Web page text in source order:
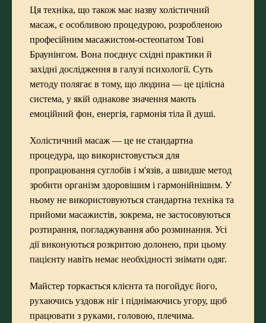
Ця техніка, що також має назву холістичний
масаж, є особливою процедурою, розробленою
професійним масажистом-остеопатом Тові
Браунінгом. Вона поєднує східні практики й
західні дослідження в галузі психології. Суть
методу полягає в тому, що людина — це цілісна
система, у якій однакове значення мають
емоційний фон, енергія, гармонія тіла й душі.
Холістичний масаж — це не стандартна
процедура, що використовується для
пропрацювання суглобів і м'язів, а швидше метод
зробити організм здоровішим і гармонійнішим. У
ньому не використовуються стандартна техніка та
прийоми масажистів, зокрема, не застосовуються
розтирання, погладжування або розминання. Усі
дії виконуються розкритою долонею, при цьому
пацієнту навіть немає необхідності знімати одяг.
Майстер торкається клієнта та погойдує його,
рухаючись уздовж ніг і піднімаючись угору, щоб
працювати з руками, головою, плечима.